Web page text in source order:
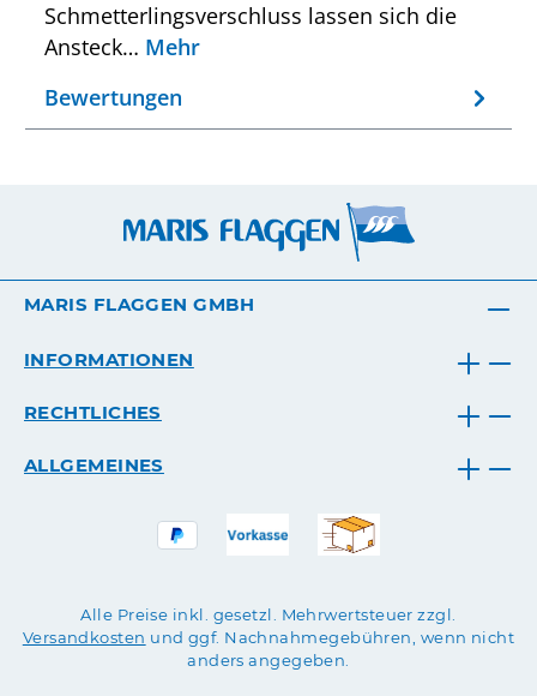
Schmetterlingsverschluss lassen sich die
Ansteck… Mehr
Bewertungen
MARIS FLAGGEN GMBH
INFORMATIONEN
RECHTLICHES
ALLGEMEINES
Alle Preise inkl. gesetzl. Mehrwertsteuer zzgl.
Versandkosten und ggf. Nachnahmegebühren, wenn nicht
anders angegeben.